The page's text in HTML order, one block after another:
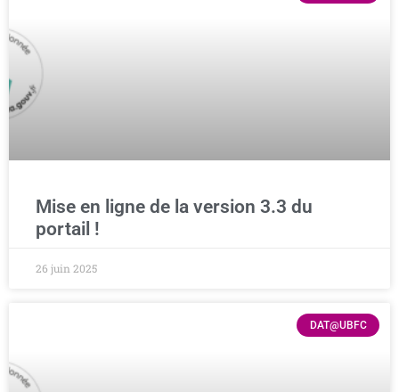
Mise en ligne de la version 3.3 du
portail !
26 juin 2025
DAT@UBFC